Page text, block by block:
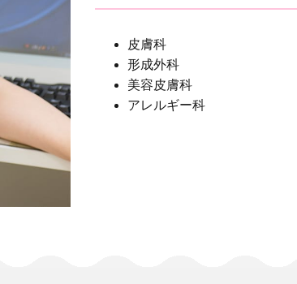
皮膚科
形成外科
美容皮膚科
アレルギー科